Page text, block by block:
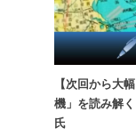
【次回から大
機」を読み解
氏